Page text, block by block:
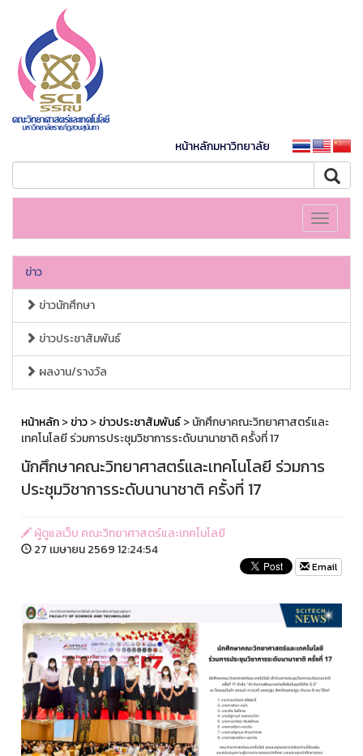
หน้าหลักมหาวิทยาลัย
Toggle
ข่าว
ข่าวนักศึกษา
ข่าวประชาสัมพันธ์
ผลงาน/รางวัล
หน้าหลัก>ข่าว>ข่าวประชาสัมพันธ์> นักศึกษาคณะวิทยาศาสตร์และ
เทคโนโลยี ร่วมการประชุมวิชาการระดับนานาชาติ ครั้งที่ 17
นักศึกษาคณะวิทยาศาสตร์และเทคโนโลยี ร่วมการ
ประชุมวิชาการระดับนานาชาติ ครั้งที่ 17
ผู้ดูแลเว็บ คณะวิทยาศาสตร์และเทคโนโลยี
27 เมษายน 2569 12:24:54
Email